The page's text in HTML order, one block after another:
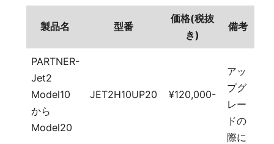
製品名 型番
価格(税抜
き)
備考
PARTNER-
Jet2
Model10
から
Model20
JET2H10UP20 ¥120,000-
アッ
プグ
レー
ドの
際に